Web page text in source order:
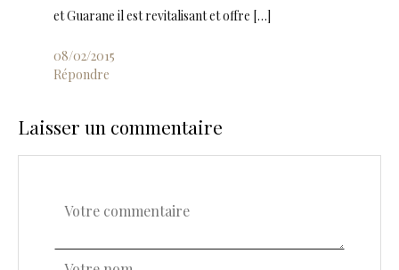
et Guarane il est revitalisant et offre […]
08/02/2015
Répondre
Laisser un commentaire